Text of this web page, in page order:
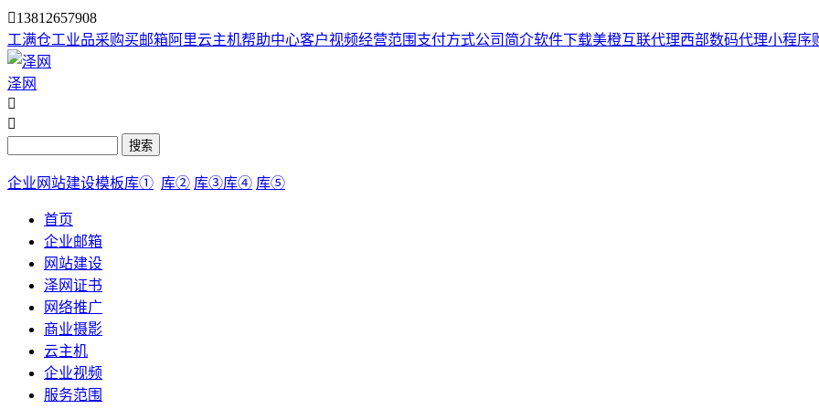
13812657908
工满仓工业品采购买邮箱阿里云主机帮助中心客户视频经营范围 支付方式公司简介软件下载美橙互联代理西部数码代理小程序
泽网


搜索
企业网站建设模板库① 库② 库③库④ 库⑤
首页
企业邮箱
网站建设
泽网证书
网络推广
商业摄影
云主机
企业视频
服务范围